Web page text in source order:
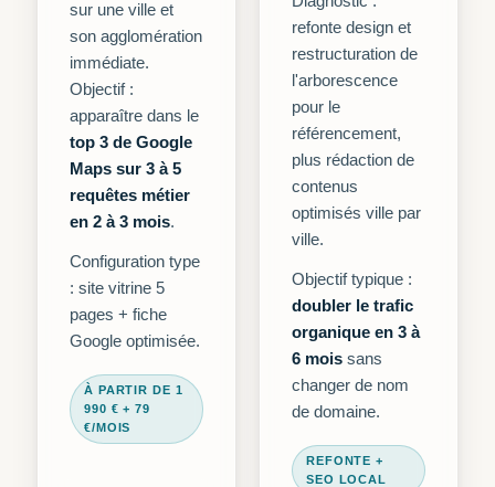
sur une ville et
son agglomération
immédiate.
Objectif :
apparaître dans le
top 3 de Google
Maps sur 3 à 5
requêtes métier
en 2 à 3 mois.
Configuration type
: site vitrine 5
pages + fiche
Google optimisée.
À PARTIR DE 1
990 € + 79
€/MOIS
refonte design et
restructuration de
l'arborescence
pour le
référencement,
plus rédaction de
contenus
optimisés ville par
ville.
Objectif typique :
doubler le trafic
organique en 3 à
6 mois sans
changer de nom
de domaine.
REFONTE +
SEO LOCAL